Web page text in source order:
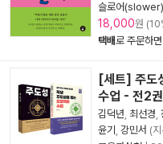
슬로어(slower)
18,000원
택배로 주문하면
[세트] 주도
수업 - 전2권
김덕년 최선경
윤기
강민서 (